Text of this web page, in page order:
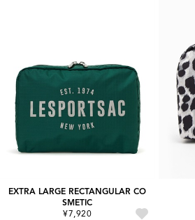
EXTRA LARGE RECTANGULAR CO
SMETIC
¥7,920